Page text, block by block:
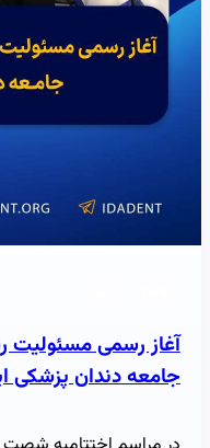
آغاز رسمی
جامعه دندان پزشکی